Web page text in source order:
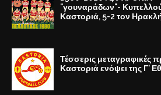
"γουναράδων"-
Καστοριά, 5-2 τον
Τέσσερις μεταγραφικές
Καστοριά ενόψει της Γ'